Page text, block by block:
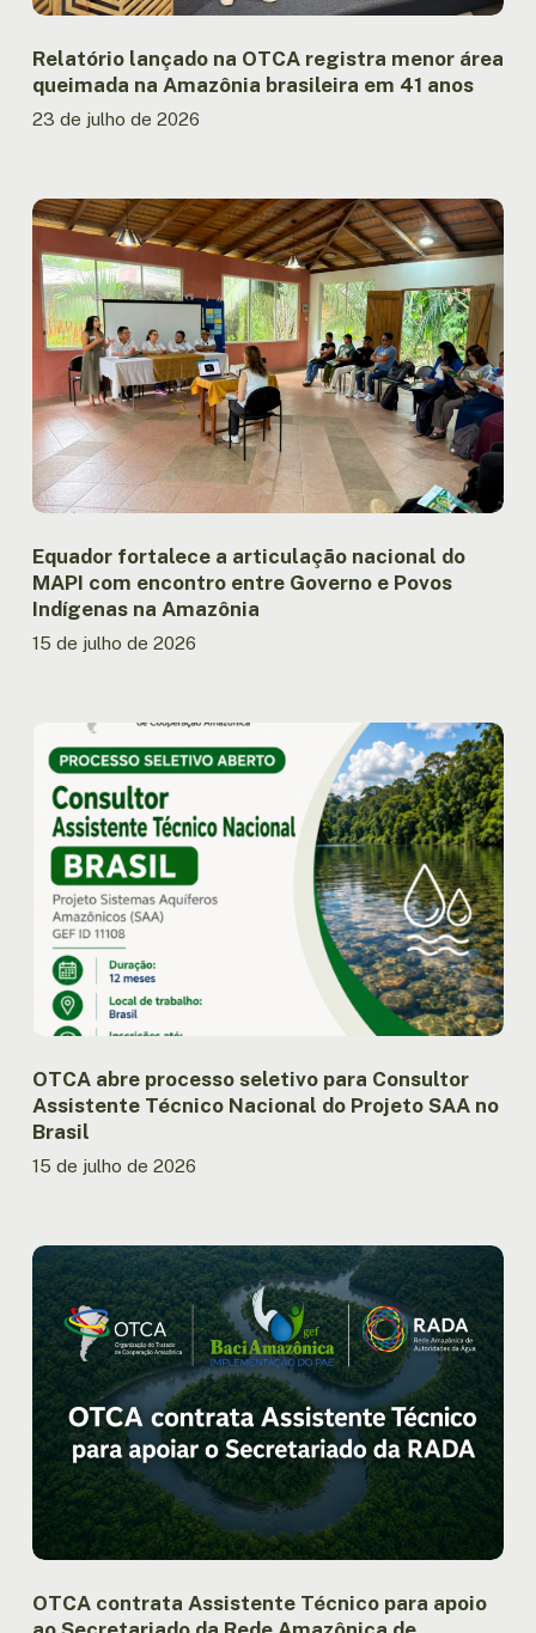
anos
Relatório lançado na OTCA registra menor área
queimada na Amazônia brasileira em 41 anos
23 de julho de 2026
Equador
fortalece
articulação
nacional
do
MAPI
com
encontro
entre
Governo
e
Indígenas
na
Amazônia
Equador fortalece a articulação nacional do
MAPI com encontro entre Governo e Povos
Indígenas na Amazônia
15 de julho de 2026
abre
processo
seletivo
para
Consultor
Assistente
Técnico
Nacional
do
Projeto
SAA
Brasil
OTCA abre processo seletivo para Consultor
Assistente Técnico Nacional do Projeto SAA no
Brasil
15 de julho de 2026
OTCA
contrata
Assistente
Técnico
para
apoio
ao
Secretariado
da
Rede
Amazônica
de
da
Água
OTCA contrata Assistente Técnico para apoio